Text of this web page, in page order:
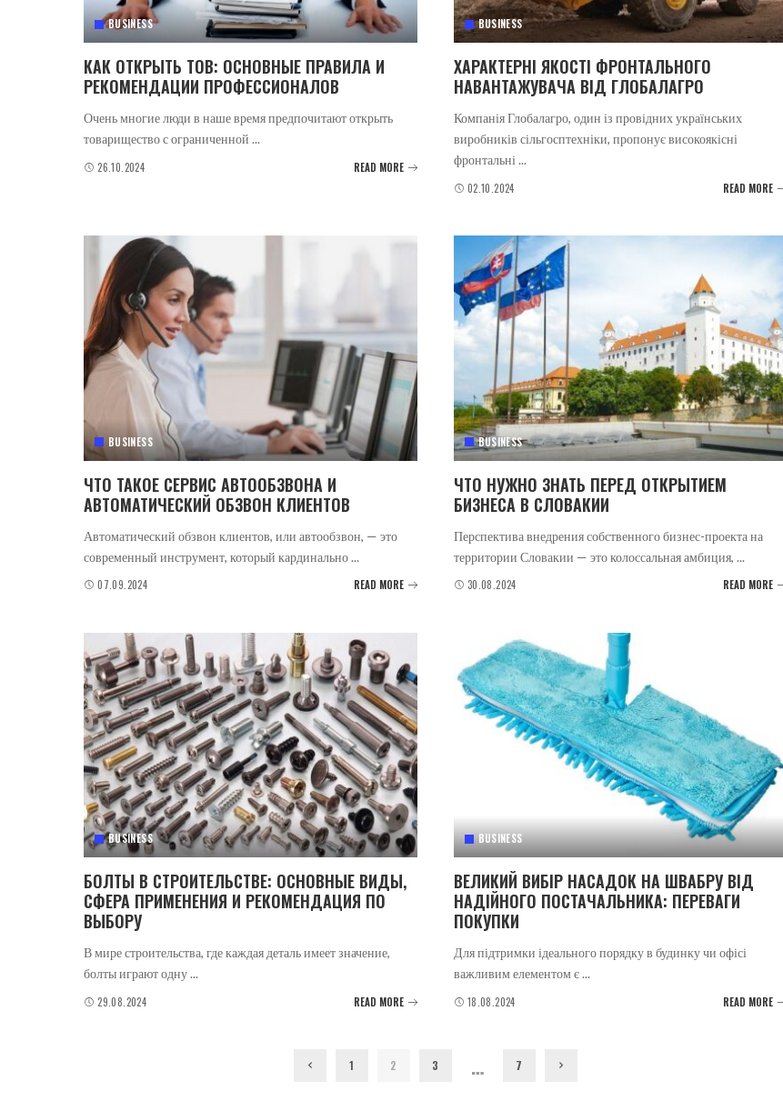
BUSINESS
КАК ОТКРЫТЬ ТОВ: ОСНОВНЫЕ ПРАВИЛА И
РЕКОМЕНДАЦИИ ПРОФЕССИОНАЛОВ
Очень многие люди в наше время предпочитают открыть
товарищество с ограниченной ...
26.10.2024 READ MORE
BUSINESS
ХАРАКТЕРНІ ЯКОСТІ ФРОНТАЛЬНОГО
НАВАНТАЖУВАЧА ВІД ГЛОБАЛАГРО
Компанія Глобалагро, один із провідних українських
виробників сільгосптехніки, пропонує високоякісні
фронтальні ...
02.10.2024 READ MORE
BUSINESS
ЧТО ТАКОЕ СЕРВИС АВТООБЗВОНА И
АВТОМАТИЧЕСКИЙ ОБЗВОН КЛИЕНТОВ
Автоматический обзвон клиентов, или автообзвон, — это
современный инструмент, который кардинально...
07.09.2024 READ MORE
BUSINESS
ЧТО НУЖНО ЗНАТЬ ПЕРЕД ОТКРЫТИЕМ
БИЗНЕСА В СЛОВАКИИ
Перспектива внедрения собственного бизнес-проекта на
территории Словакии — это колоссальная амбиция, ...
30.08.2024 READ MORE
BUSINESS
БОЛТЫ В СТРОИТЕЛЬСТВЕ: ОСНОВНЫЕ ВИДЫ,
СФЕРА ПРИМЕНЕНИЯ И РЕКОМЕНДАЦИЯ ПО
ВЫБОРУ
В мире строительства, где каждая деталь имеет значение,
болты играют одну...
29.08.2024 READ MORE
BUSINESS
ВЕЛИКИЙ ВИБІР НАСАДОК НА ШВАБРУ ВІД
НАДІЙНОГО ПОСТАЧАЛЬНИКА: ПЕРЕВАГИ
ПОКУПКИ
Для підтримки ідеального порядку в будинку чи офісі
важливим елементом є...
18.08.2024 READ MORE
1 2 3 … 7